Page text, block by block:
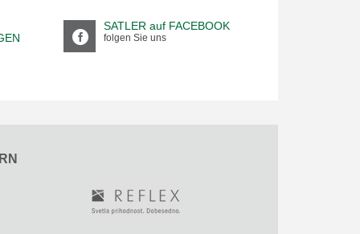
SATLER auf FACEBOOK
folgen Sie uns